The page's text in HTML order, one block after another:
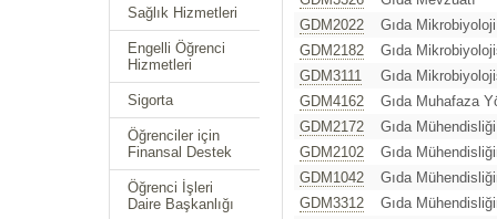
Sağlık Hizmetleri
Engelli Öğrenci
Hizmetleri
Sigorta
Öğrenciler için
Finansal Destek
Öğrenci İşleri
Daire Başkanlığı
GDM2022
Gıda
GDM2182
Gıda
GDM3111
Gıda
GDM4162
Gıda Muhafaza
GDM2172
Gıda
GDM2102
Gıda
GDM1042
Gıda
GDM3312
Gıda